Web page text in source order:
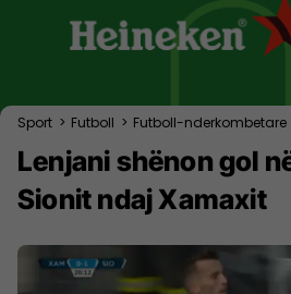
Sport > Futboll > Futboll-nderkombetare
Lenjani shënon gol
Sionit ndaj Xamaxit